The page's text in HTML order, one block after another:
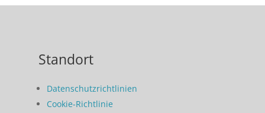
Standort
Datenschutzrichtlinien
Cookie-Richtlinie